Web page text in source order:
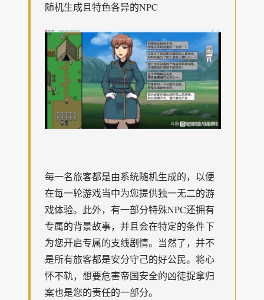
随机生成且特色各异的NPC
每一名旅客都是由系统随机生成的，以便
在每一轮游戏当中为您提供独一无二的游
戏体验。此外，有一部分特殊NPC还拥有
专属的背景故事，并且会在特定的条件下
为您开启专属的支线剧情。当然了，并不
是所有旅客都是安分守己的好公民。将心
怀不轨，想要危害帝国安全的凶徒捉拿归
案也是您的责任的一部分。